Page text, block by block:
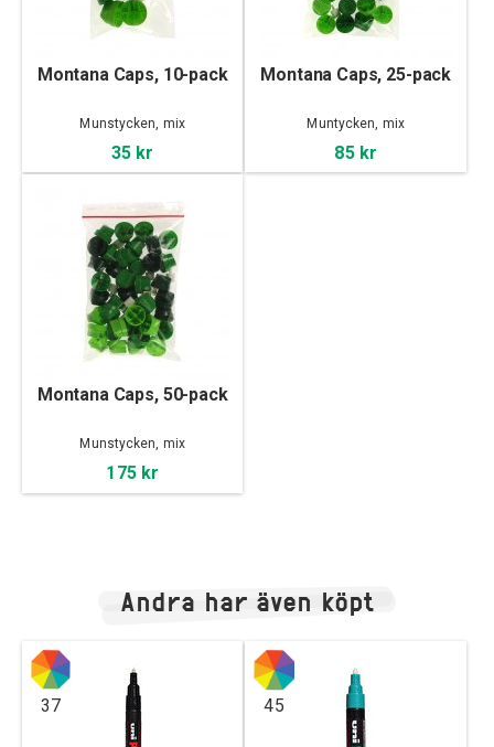
Montana Caps, 10-pack
Munstycken, mix
35 kr
Montana Caps, 25-pack
Muntycken, mix
85 kr
Montana Caps, 50-pack
Munstycken, mix
175 kr
Andra har även köpt
37 45